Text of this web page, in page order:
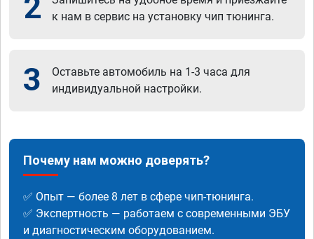
к нам в сервис на установку чип тюнинга.
3
Оставьте автомобиль на 1-3 часа для
индивидуальной настройки.
Почему нам можно доверять?
✅ Опыт — более 8 лет в сфере чип-тюнинга.
✅ Экспертность — работаем с современными ЭБУ
и диагностическим оборудованием.